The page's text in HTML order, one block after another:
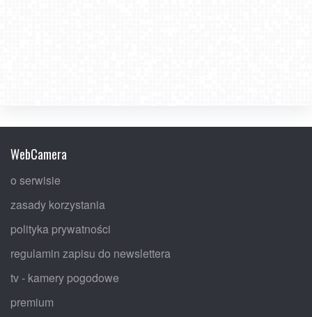
WebCamera
o serwisie
zasady korzystania
polityka prywatności
regulamin zapisu do newslettera
tv - kamery pogodowe
premium